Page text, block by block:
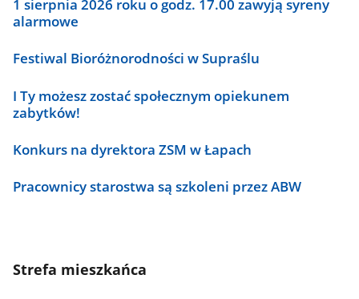
1 sierpnia 2026 roku o godz. 17.00 zawyją syreny
alarmowe
Festiwal Bioróżnorodności w Supraślu
I Ty możesz zostać społecznym opiekunem
zabytków!
Konkurs na dyrektora ZSM w Łapach
Pracownicy starostwa są szkoleni przez ABW
Strefa mieszkańca